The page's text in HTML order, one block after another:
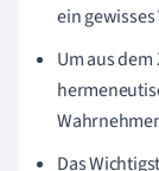
ein
Um aus
Das